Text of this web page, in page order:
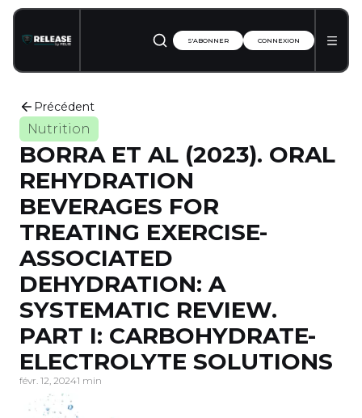
S'ABONNER CONNEXION
Précédent
Nutrition
BORRA ET AL (2023). ORAL
REHYDRATION
BEVERAGES FOR
TREATING EXERCISE-
ASSOCIATED
DEHYDRATION: A
SYSTEMATIC REVIEW.
PART I: CARBOHYDRATE-
ELECTROLYTE SOLUTIONS
févr. 12, 20241 min